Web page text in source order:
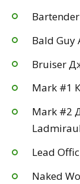
Bald
Bruiser
Mark #1
Mark #2
Lead
Naked